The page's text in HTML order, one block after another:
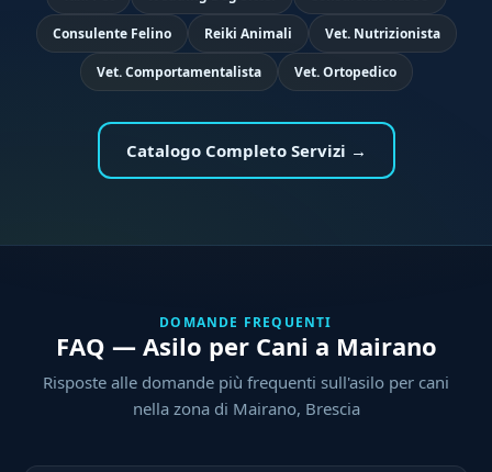
Consulente Felino Reiki Animali Vet. Nutrizionista
Vet. Comportamentalista Vet. Ortopedico
Catalogo Completo Servizi →
DOMANDE FREQUENTI
FAQ — Asilo per Cani a Mairano
Risposte alle domande più frequenti sull'asilo per cani
nella zona di Mairano, Brescia